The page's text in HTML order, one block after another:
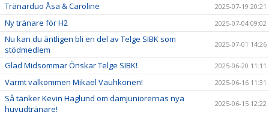
Tränarduo Åsa & Caroline 2025-07-19 20:21
Ny tränare för H2 2025-07-04 09:02
Nu kan du äntligen bli en del av Telge SIBK som
stödmedlem
2025-07-01 14:26
Glad Midsommar Önskar Telge SIBK! 2025-06-20 11:11
Varmt välkommen Mikael Vauhkonen! 2025-06-16 11:31
Så tänker Kevin Haglund om damjuniorernas nya
huvudtränare!
2025-06-15 12:22